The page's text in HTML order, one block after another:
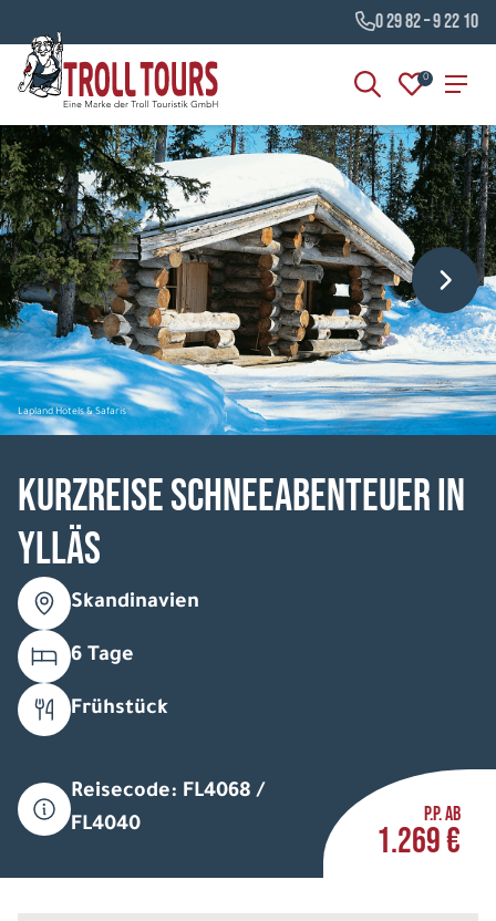
0 29 82 – 9 22 10
0
Lapland Hotels & Safaris
Kurzreise Schneeabenteuer in
Ylläs
Skandinavien
6 Tage
Frühstück
Reisecode: FL4068 /
FL4040
P.P. AB
1.269 €